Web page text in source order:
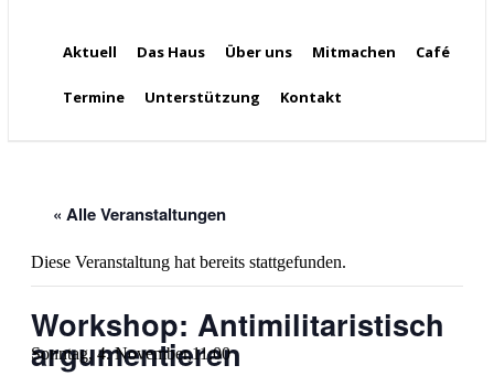
Aktuell Das Haus Über uns Mitmachen Café
Termine Unterstützung Kontakt
« Alle Veranstaltungen
Diese Veranstaltung hat bereits stattgefunden.
Workshop: Antimilitaristisch
argumentieren
Sonntag, 4. November,11:00